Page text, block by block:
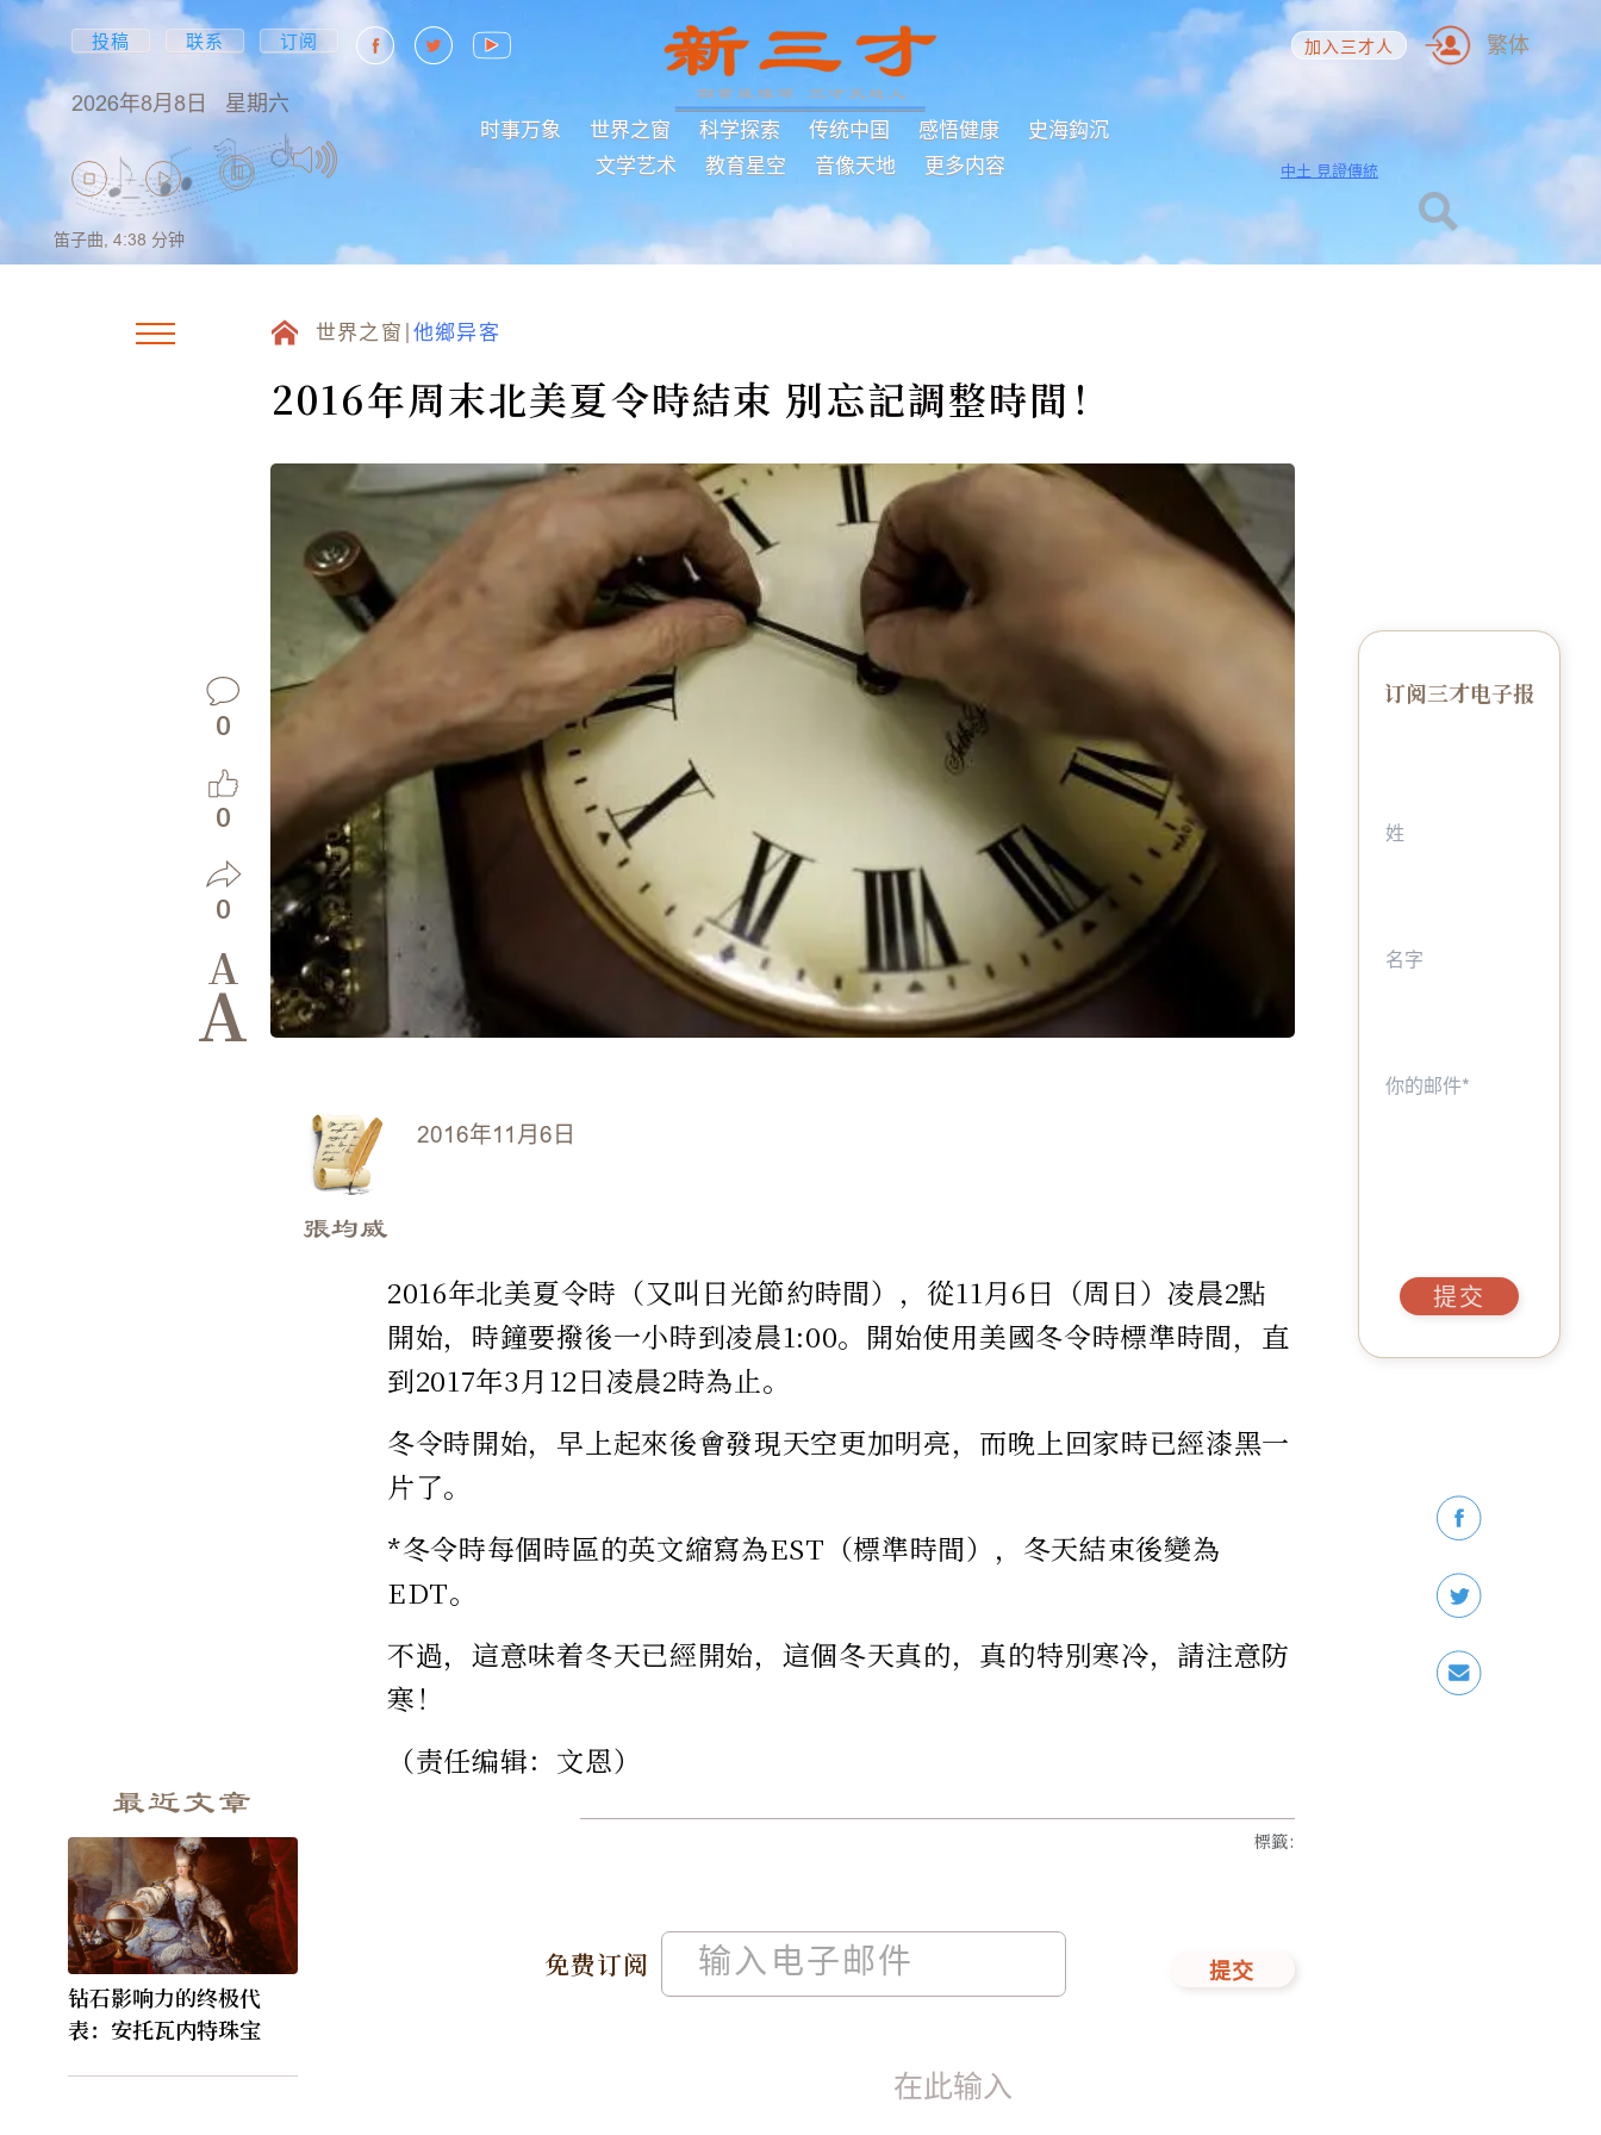
投稿 联系 订阅
2026年8月8日 星期六
时事万象 世界之窗 科学探索 传统中国 感悟健康
史海鈎沉
文学艺术
教育星空 音像天地 更多内容
加入三才人 繁体
中土 見證傳統
笛子曲, 4:38 分钟
世界之窗 他鄉异客
2016年周末北美夏令時結束 別忘記調整時間！
0
0
0
A
A
最近文章
钻石影响力的终极代
表：安托瓦内特珠宝
2016年11月6日
張均威
2016年北美夏令時（又叫日光節約時間），從11月6日（周日）凌晨2點
開始，時鐘要撥後一小時到凌晨1:00。開始使用美國冬令時標準時間，直
到2017年3月12日凌晨2時為止。
冬令時開始，早上起來後會發現天空更加明亮，而晚上回家時已經漆黑一
片了。
*冬令時每個時區的英文縮寫為EST（標準時間），冬天結束後變為
EDT。
不過，這意味着冬天已經開始，這個冬天真的，真的特別寒冷，請注意防
寒！
（责任编辑：文恩）
免费订阅 提交
標籤:
订阅三才电子报
提交